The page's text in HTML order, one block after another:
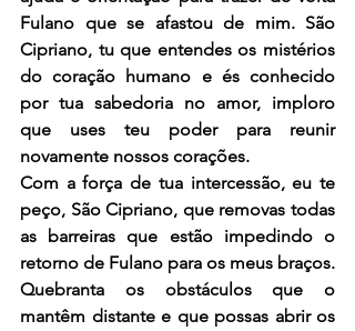
Fulano que se afastou de mim. São
Cipriano, tu que entendes os mistérios
do coração humano e és conhecido
por tua sabedoria no amor, imploro
que uses teu poder para reunir
novamente nossos corações.
Com a força de tua intercessão, eu te
peço, São Cipriano, que removas todas
as barreiras que estão impedindo o
retorno de Fulano para os meus braços.
Quebranta os obstáculos que o
mantêm distante e que possas abrir os